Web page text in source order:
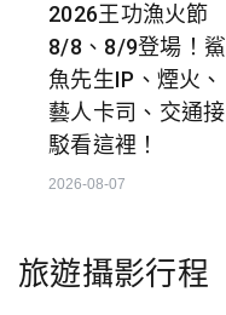
2026王功漁火節
8/8、8/9登場！鯊
魚先生IP、煙火、
藝人卡司、交通接
駁看這裡！
2026-08-07
旅遊攝影行程